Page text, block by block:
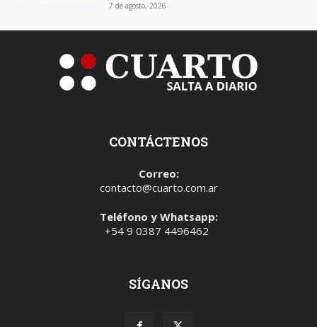
7 de agosto, 2026
CONTÁCTENOS
Correo:
contacto@cuarto.com.ar
Teléfono y Whatsapp:
+54 9 0387 4496462
SÍGANOS